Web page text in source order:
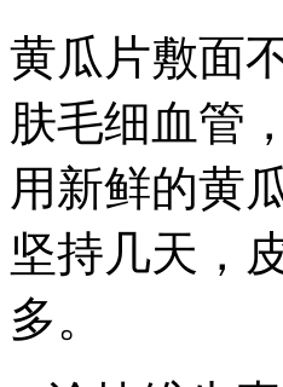
黄瓜片敷面
肤毛细血管
用新鲜的黄
坚持几天，
多。